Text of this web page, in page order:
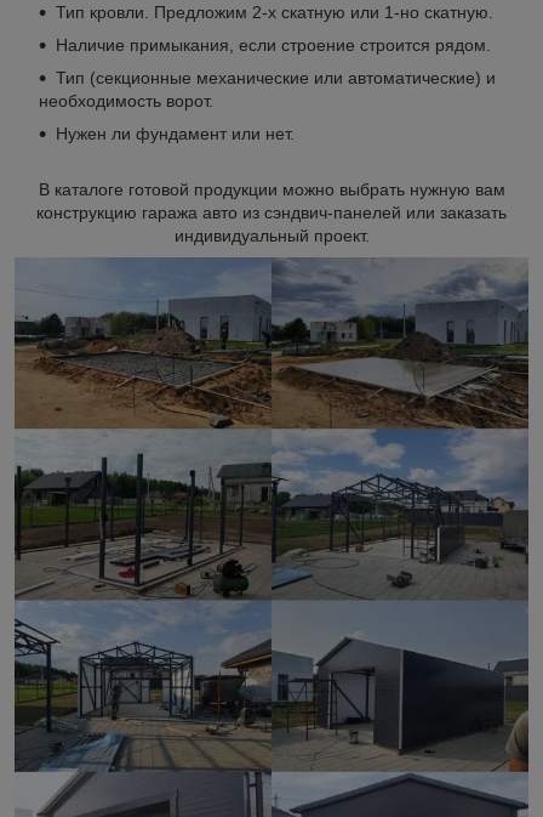
Тип кровли. Предложим 2-х скатную или 1-но скатную.
Наличие примыкания, если строение строится рядом.
Тип (секционные механические или автоматические) и
необходимость ворот.
Нужен ли фундамент или нет.
В каталоге готовой продукции можно выбрать нужную вам
конструкцию гаража авто из сэндвич-панелей или заказать
индивидуальный проект.